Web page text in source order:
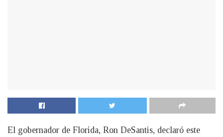
El gobernador de Florida, Ron DeSantis, declaró este